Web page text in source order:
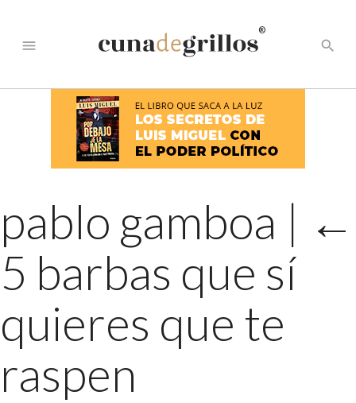
menu
®
search
pablo gamboa | ←
5 barbas que sí
quieres que te
raspen